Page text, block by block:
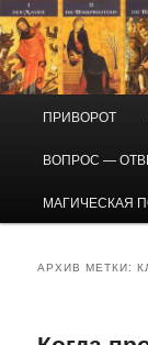
Перейти
к
основному
содержимому
Перейти
к
дополнительному
содержимому
Маг Виктор
ПРИВОРОТ
ВОПРОС —
МАГИЧЕСКАЯ
АРХИВ МЕТКИ: